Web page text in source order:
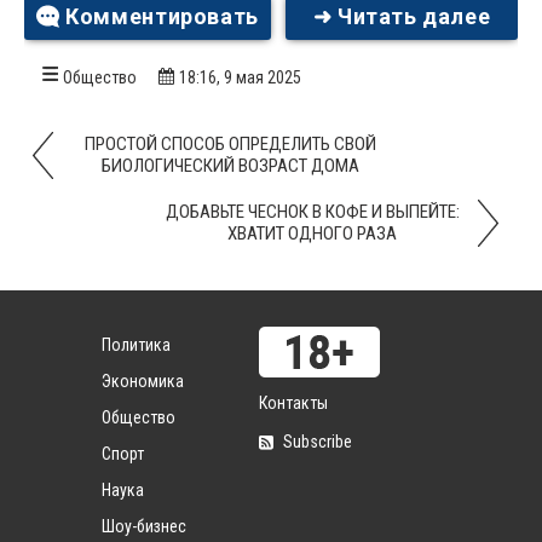
Комментировать ➜ Читать далее
Общество 18:16, 9 мая 2025
ПРОСТОЙ СПОСОБ ОПРЕДЕЛИТЬ СВОЙ
БИОЛОГИЧЕСКИЙ ВОЗРАСТ ДОМА
ДОБАВЬТЕ ЧЕСНОК В КОФЕ И ВЫПЕЙТЕ:
ХВАТИТ ОДНОГО РАЗА
Политика
Экономика
Общество
Спорт
Наука
Шоу-бизнес
Контакты
Subscribe